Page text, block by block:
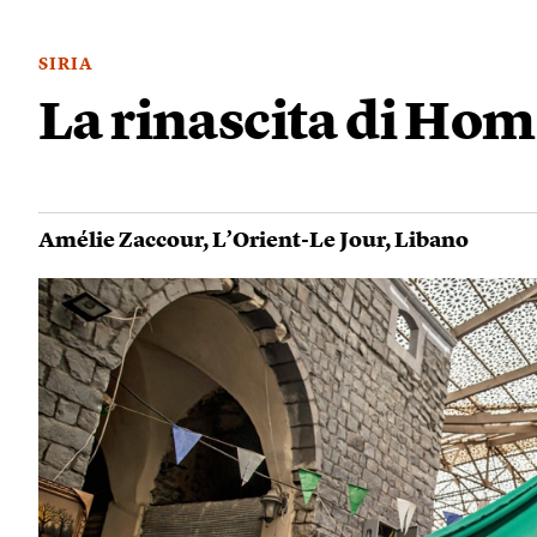
SIRIA
La rinascita di
Amélie Zaccour,L’Orient-Le Jour,Libano